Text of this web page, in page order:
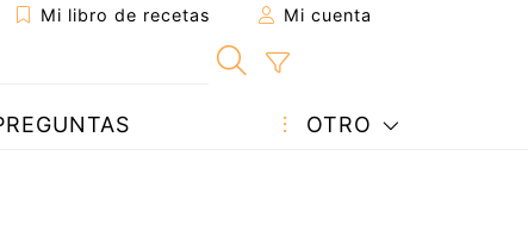
Mi libro de recetas Mi cuenta
OTRO